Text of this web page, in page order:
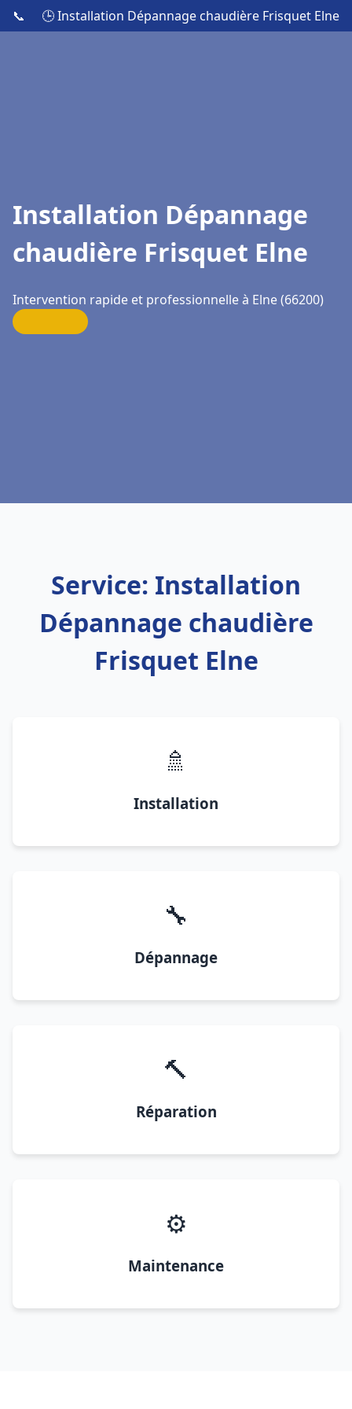
📞 🕒 Installation Dépannage chaudière Frisquet Elne
Installation Dépannage
chaudière Frisquet Elne
Intervention rapide et professionnelle à Elne (66200)
Service: Installation
Dépannage chaudière
Frisquet Elne
🚿
Installation
🔧
Dépannage
🔨
Réparation
⚙️
Maintenance